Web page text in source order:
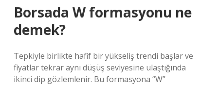
Borsada W formasyonu ne
demek?
Tepkiyle birlikte hafif bir yükseliş trendi başlar ve
fiyatlar tekrar aynı düşüş seviyesine ulaştığında
ikinci dip gözlemlenir. Bu formasyona “W”